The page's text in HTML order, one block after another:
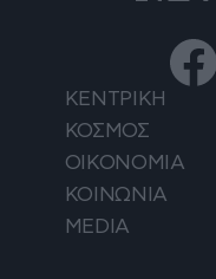
ΚΕΝΤΡΙΚΗ
ΚΟΣΜΟΣ
ΟΙΚΟΝΟΜΙΑ
ΚΟΙΝΩΝΙΑ
MEDIA